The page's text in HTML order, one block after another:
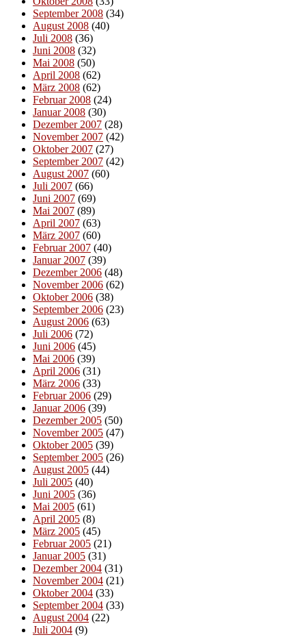
September 2008 (34)
August 2008 (40)
Juli 2008 (36)
Juni 2008 (32)
Mai 2008 (50)
April 2008 (62)
März 2008 (62)
Februar 2008 (24)
Januar 2008 (30)
Dezember 2007 (28)
November 2007 (42)
Oktober 2007 (27)
September 2007 (42)
August 2007 (60)
Juli 2007 (66)
Juni 2007 (69)
Mai 2007 (89)
April 2007 (63)
März 2007 (60)
Februar 2007 (40)
Januar 2007 (39)
Dezember 2006 (48)
November 2006 (62)
Oktober 2006 (38)
September 2006 (23)
August 2006 (63)
Juli 2006 (72)
Juni 2006 (45)
Mai 2006 (39)
April 2006 (31)
März 2006 (33)
Februar 2006 (29)
Januar 2006 (39)
Dezember 2005 (50)
November 2005 (47)
Oktober 2005 (39)
September 2005 (26)
August 2005 (44)
Juli 2005 (40)
Juni 2005 (36)
Mai 2005 (61)
April 2005 (8)
März 2005 (45)
Februar 2005 (21)
Januar 2005 (31)
Dezember 2004 (31)
November 2004 (21)
Oktober 2004 (33)
September 2004 (33)
August 2004 (22)
Juli 2004 (9)